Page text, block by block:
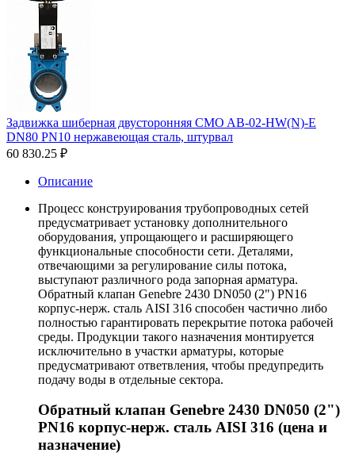
Задвижка шиберная двусторонняя CMO AB-02-HW(N)-E
DN80 PN10 нержавеющая сталь, штурвал
60 830.25 ₽
Описание
Процесс конструирования трубопроводных сетей
предусматривает установку дополнительного
оборудования, упрощающего и расширяющего
функциональные способности сети. Деталями,
отвечающими за регулирование силы потока,
выступают различного рода запорная арматура.
Обратный клапан Genebre 2430 DN050 (2") PN16
корпус-нерж. сталь AISI 316 способен частично либо
полностью гарантировать перекрытие потока рабочей
среды. Продукции такого назначения монтируется
исключительно в участки арматуры, которые
предусматривают ответвления, чтобы предупредить
подачу воды в отдельные сектора.
Обратный клапан Genebre 2430 DN050 (2")
PN16 корпус-нерж. сталь AISI 316 (цена и
назначение)